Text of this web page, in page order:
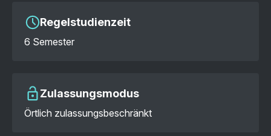
Regelstudienzeit
6 Semester
Zulassungsmodus
Örtlich zulassungsbeschränkt